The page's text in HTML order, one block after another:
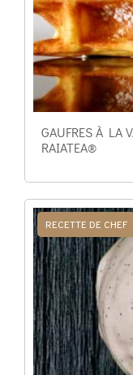
GAUFRES À LA
RAIATEA®
RECETTE DE CHEF